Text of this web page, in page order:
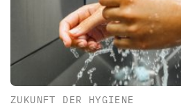
ZUKUNFT DER HYGIENE